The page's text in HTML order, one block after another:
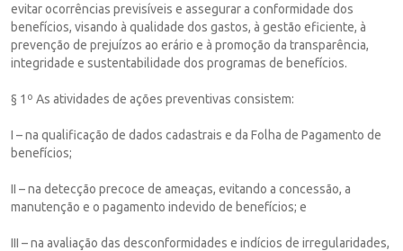
evitar ocorrências previsíveis e assegurar a conformidade dos
benefícios, visando à qualidade dos gastos, à gestão eficiente, à
prevenção de prejuízos ao erário e à promoção da transparência,
integridade e sustentabilidade dos programas de benefícios.
§ 1º As atividades de ações preventivas consistem:
I – na qualificação de dados cadastrais e da Folha de Pagamento de
benefícios;
II – na detecção precoce de ameaças, evitando a concessão, a
manutenção e o pagamento indevido de benefícios; e
III – na avaliação das desconformidades e indícios de irregularidades,